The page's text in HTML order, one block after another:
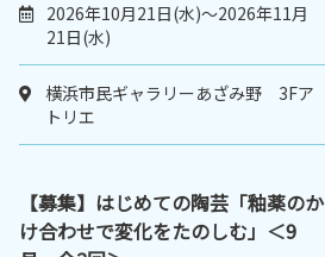
2026年10月21日(水)～2026年11月
21日(水)
横浜市民ギャラリーあざみ野 3Fア
トリエ
【募集】はじめての陶芸「釉薬のか
け合わせで変化をたのしむ」＜9